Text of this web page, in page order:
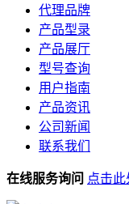
代理品牌
产品型录
产品展厅
型号查询
用户指南
产品资讯
公司新闻
联系我们
在线服务询问 点击